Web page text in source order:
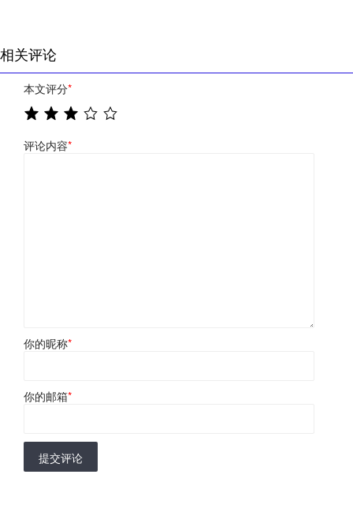
相关评论
本文评分*
评论内容*
你的昵称*
你的邮箱*
提交评论